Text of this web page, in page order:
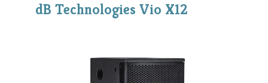
dB Technologies Vio X12